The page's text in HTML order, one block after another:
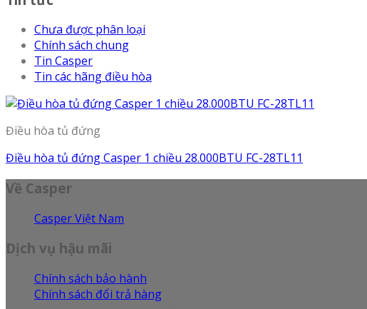
Chưa được phân loại
Chính sách chung
Tin Casper
Tin các hãng điều hòa
Điều hòa tủ đứng
Điều hòa tủ đứng Casper 1 chiều 28.000BTU FC-28TL11
Về Casper
Casper Việt Nam
Dịch vụ hậu mãi
Chính sách bảo hành
Chính sách đổi trả hàng